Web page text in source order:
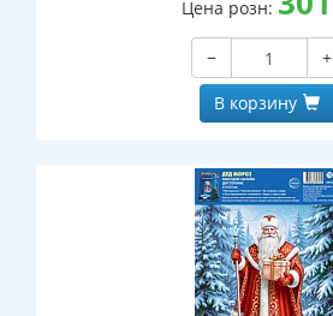
Цена розн:
−
+
В корзину